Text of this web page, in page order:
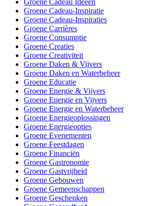
Groene Cadeau Ideeën
Groene Cadeau-Inspiratie
Groene Cadeau-Inspiraties
Groene Carrières
Groene Consumptie
Groene Creaties
Groene Creativiteit
Groene Daken & Vijvers
Groene Daken en Waterbeheer
Groene Educatie
Groene Energie & Vijvers
Groene Energie en Vijvers
Groene Energie en Waterbeheer
Groene Energieoplossingen
Groene Energieopties
Groene Evenementen
Groene Feestdagen
Groene Financiën
Groene Gastronomie
Groene Gastvrijheid
Groene Gebouwen
Groene Gemeenschappen
Groene Geschenken